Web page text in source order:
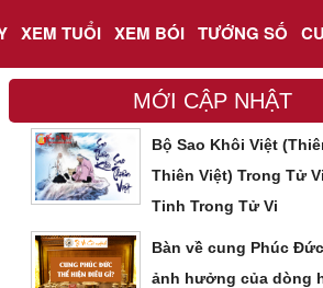
XEM TUỔI XEM BÓI TƯỚNG SỐ
MỚI CẬP NHẬT
Bộ Sao Khôi Việt
Thiên Việt) Trong Tử
Tinh Trong Tử Vi
Bàn về cung Phúc
ảnh hưởng của dòng